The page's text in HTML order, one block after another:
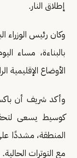
إطلاق النار.
وكان رئيس الوزراء
بالبناءة، مساء
الأوضاع الإقليمية
وأكد شريف أن
كوسيط يسعى
المنطقة، مشددًا
مع التوترات الحالية.